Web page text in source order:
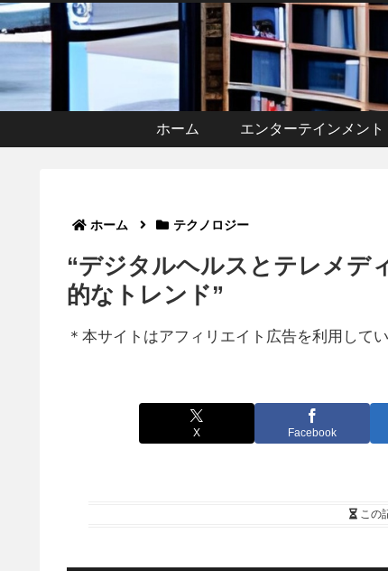
ホーム エンターテインメント
ホーム テクノロジー
“デジタルヘルスとテレメデ
的なトレンド”
＊本サイトはアフィリエイト広告を利用して
X Facebook
この